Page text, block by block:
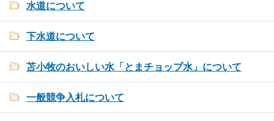
水道について
下水道について
苫小牧のおいしい水「とまチョップ水」について
一般競争入札について